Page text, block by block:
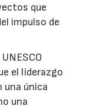
que
impulso de
el liderazgo
una única
una